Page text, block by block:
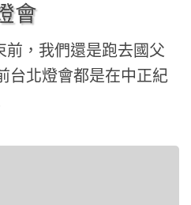
會
前，我們還是跑去國父
台北燈會都是在中正紀